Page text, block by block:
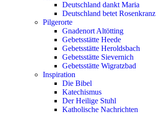
Deutschland dankt Maria
Deutschland betet Rosenkranz
Pilgerorte
Gnadenort Altötting
Gebetsstätte Heede
Gebetsstätte Heroldsbach
Gebetsstätte Sievernich
Gebetsstätte Wigratzbad
Inspiration
Die Bibel
Katechismus
Der Heilige Stuhl
Katholische Nachrichten